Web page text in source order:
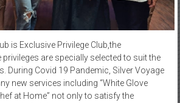
is Exclusive Privilege Club,the
are specially selected to suit the
During Covid 19 Pandemic, Silver Voyage
new services including “White Glove
at Home” not only to satisfy the